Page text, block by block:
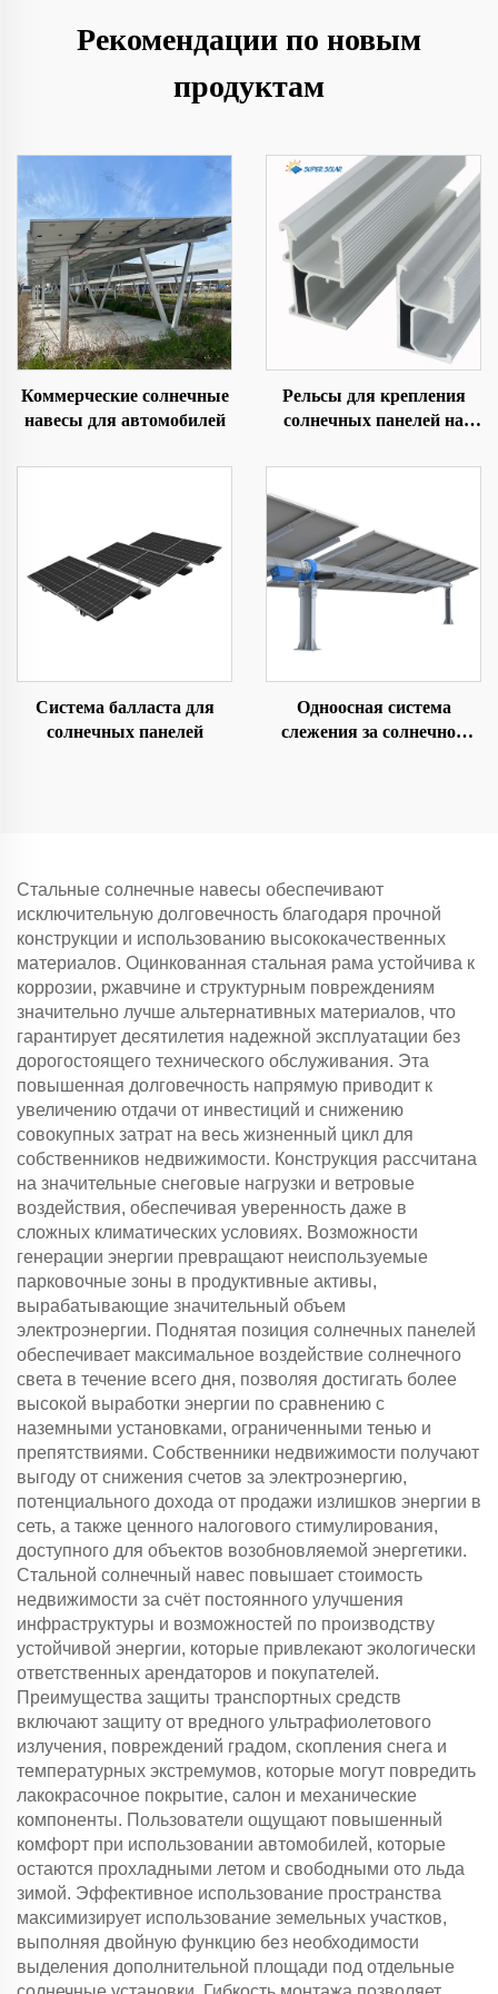
Рекомендации по новым
продуктам
Коммерческие солнечные
навесы для автомобилей
Рельсы для крепления
солнечных панелей на
Система балласта для
солнечных панелей
Одноосная система
слежения за солнечной
Стальные солнечные навесы обеспечивают
исключительную долговечность благодаря прочной
конструкции и использованию высококачественных
материалов. Оцинкованная стальная рама устойчива к
коррозии, ржавчине и структурным повреждениям
значительно лучше альтернативных материалов, что
гарантирует десятилетия надежной эксплуатации без
дорогостоящего технического обслуживания. Эта
повышенная долговечность напрямую приводит к
увеличению отдачи от инвестиций и снижению
совокупных затрат на весь жизненный цикл для
собственников недвижимости. Конструкция рассчитана
на значительные снеговые нагрузки и ветровые
воздействия, обеспечивая уверенность даже в
сложных климатических условиях. Возможности
генерации энергии превращают неиспользуемые
парковочные зоны в продуктивные активы,
вырабатывающие значительный объем
электроэнергии. Поднятая позиция солнечных панелей
обеспечивает максимальное воздействие солнечного
света в течение всего дня, позволяя достигать более
высокой выработки энергии по сравнению с
наземными установками, ограниченными тенью и
препятствиями. Собственники недвижимости получают
выгоду от снижения счетов за электроэнергию,
потенциального дохода от продажи излишков энергии в
сеть, а также ценного налогового стимулирования,
доступного для объектов возобновляемой энергетики.
Стальной солнечный навес повышает стоимость
недвижимости за счёт постоянного улучшения
инфраструктуры и возможностей по производству
устойчивой энергии, которые привлекают экологически
ответственных арендаторов и покупателей.
Преимущества защиты транспортных средств
включают защиту от вредного ультрафиолетового
излучения, повреждений градом, скопления снега и
температурных экстремумов, которые могут повредить
лакокрасочное покрытие, салон и механические
компоненты. Пользователи ощущают повышенный
комфорт при использовании автомобилей, которые
остаются прохладными летом и свободными ото льда
зимой. Эффективное использование пространства
максимизирует использование земельных участков,
выполняя двойную функцию без необходимости
выделения дополнительной площади под отдельные